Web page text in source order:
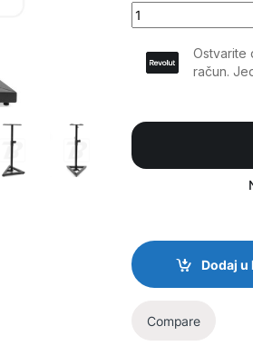
BoomTone DJ -
Dodaj u
Compare